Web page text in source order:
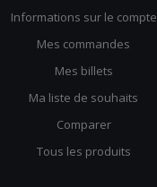
Informations sur le compte
Mes commandes
Mes billets
Ma liste de souhaits
Comparer
Tous les produits